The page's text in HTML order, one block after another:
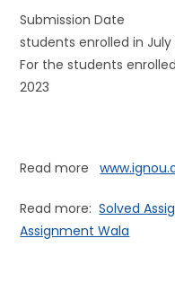
Submission
students enrolled in
For the students
2023
Read more
Read more:Solved
Assignment Wala